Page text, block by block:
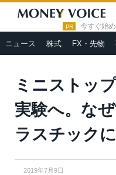
PR 今すぐ始
ニュース 株式 FX・先物
HOME » ビジネス・ライフ
へ。なぜ世界は急速に脱プ
ミニストッ
実験へ。な
ラスチック
2019年7月9日